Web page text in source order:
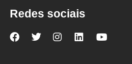
Redes sociais
NovaNova Nova Nova